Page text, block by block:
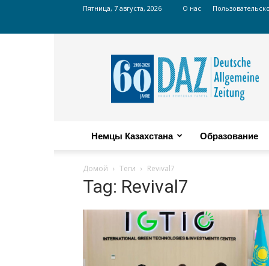
Пятница, 7 августа, 2026 О нас
Russian
DAZ
Немцы Казахстана Образование
Домой Теги Revival7
Tag: Revival7